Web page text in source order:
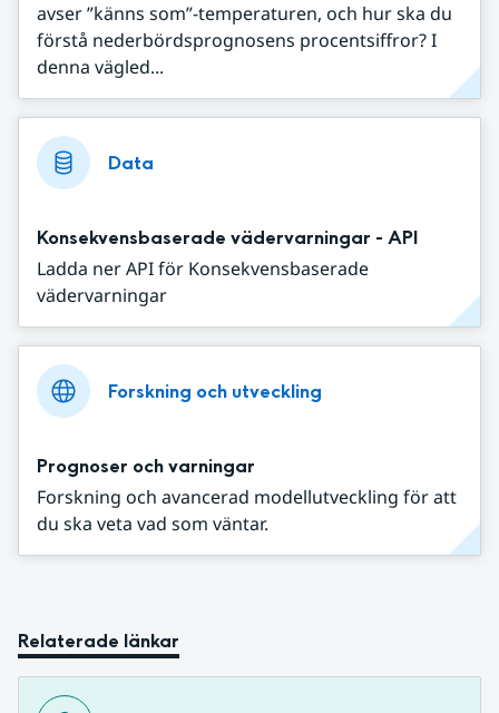
avser ”känns som”-temperaturen, och hur ska du
förstå nederbördsprognosens procentsiffror? I
denna vägled...
Data
Konsekvensbaserade vädervarningar - API
Ladda ner API för Konsekvensbaserade
vädervarningar
Forskning och utveckling
Prognoser och varningar
Forskning och avancerad modellutveckling för att
du ska veta vad som väntar.
Relaterade länkar